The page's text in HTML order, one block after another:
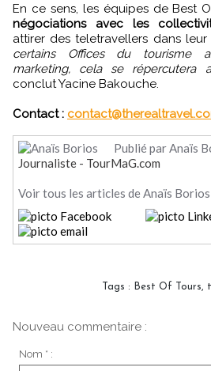
En ce sens, les équipes de Best
négociations avec les
attirer des teletravellers dans
certains Offices du tourisme
marketing, cela se répercutera
conclut Yacine Bakouche.
Contact :
Publié par Anaïs
Journaliste - TourMaG.com
Voir tous les articles de Anaïs Borios
Tags : Best Of Tours,
Nouveau commentaire :
Nom * :